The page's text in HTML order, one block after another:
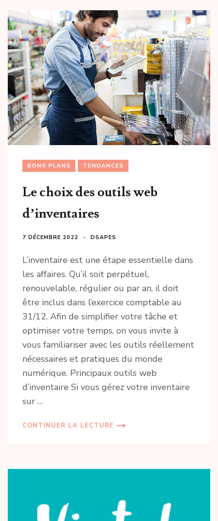
BONS PLANS TENDANCES
Le choix des outils web
d’inventaires
7 DÉCEMBRE 2022 DSAPES
L’inventaire est une étape essentielle dans
les affaires. Qu’il soit perpétuel,
renouvelable, régulier ou par an, il doit
être inclus dans l’exercice comptable au
31/12. Afin de simplifier votre tâche et
optimiser votre temps, on vous invite à
vous familiariser avec les outils réellement
nécessaires et pratiques du monde
numérique. Principaux outils web
d’inventaire Si vous gérez votre inventaire
sur …
CONTINUER LA LECTURE